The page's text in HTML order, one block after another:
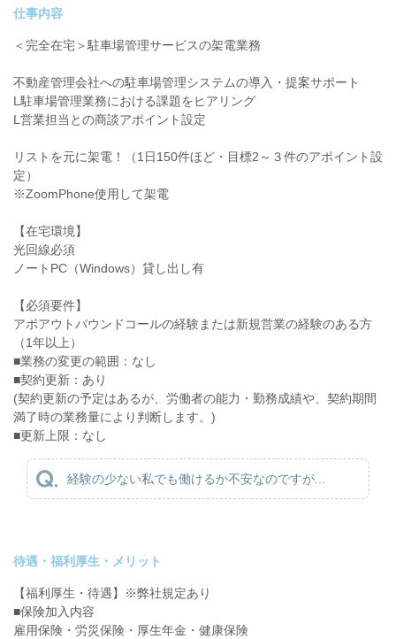
仕事内容
＜完全在宅＞駐車場管理サービスの架電業務
不動産管理会社への駐車場管理システムの導入・提案サポート
L駐車場管理業務における課題をヒアリング
L営業担当との商談アポイント設定
リストを元に架電！（1日150件ほど・目標2～３件のアポイント設
定）
※ZoomPhone使用して架電
【在宅環境】
光回線必須
ノートPC（Windows）貸し出し有
【必須要件】
アポアウトバウンドコールの経験または新規営業の経験のある方
（1年以上）
■業務の変更の範囲：なし
■契約更新：あり
(契約更新の予定はあるが、労働者の能力・勤務成績や、契約期間
満了時の業務量により判断します。)
■更新上限：なし
経験の少ない私でも働けるか不安なのですが...
待遇・福利厚生・メリット
【福利厚生・待遇】※弊社規定あり
■保険加入内容
雇用保険・労災保険・厚生年金・健康保険